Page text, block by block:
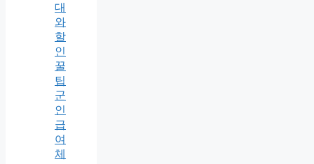
대
와
할
인
꿀
팁
군
인
급
여
체